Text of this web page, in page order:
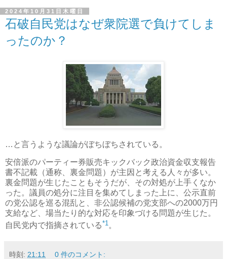
2024年10月31日木曜日
石破自民党はなぜ衆院選で負けてしま
ったのか？
…と言うような議論がぼちぼちされている。
安倍派のパーティー券販売キックバック政治資金収支報告
書不記載（通称、裏金問題）が主因と考える人々が多い。
裏金問題が生じたこともそうだが、その対処が上手くなか
った。議員の処分に注目を集めてしまった上に、公示直前
の党公認を巡る混乱と、非公認候補の党支部への2000万円
支給など、場当たり的な対応を印象づける問題が生じた。
自民党内で指摘されている*1 。
時刻: 21:11 0 件のコメント: